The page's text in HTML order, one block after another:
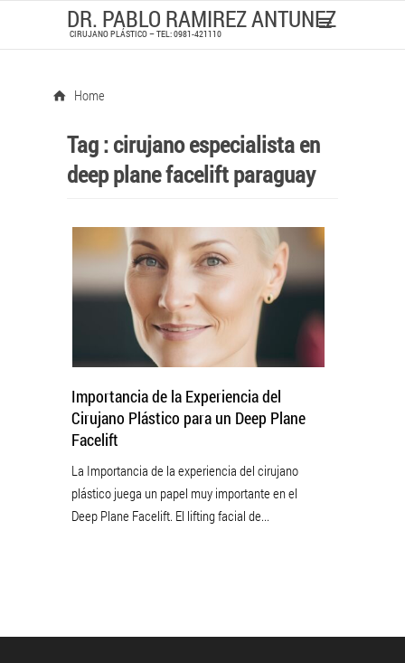
DR. PABLO RAMIREZ ANTUNEZ
CIRUJANO PLÁSTICO – TEL: 0981-421110
Home
Tag :cirujano especialista en
deep plane facelift paraguay
Importancia de la Experiencia del
Cirujano Plástico para un Deep Plane
Facelift
La Importancia de la experiencia del cirujano
plástico juega un papel muy importante en el
Deep Plane Facelift. El lifting facial de...